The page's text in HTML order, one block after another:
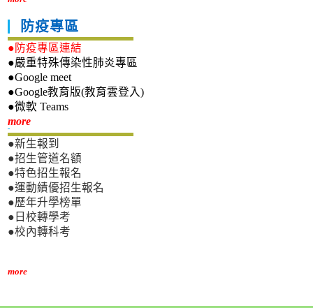
防疫專區
●防疫專區連結
●嚴重特殊傳染性肺炎專區
●Google meet
●Google教育版(教育雲登入)
●微軟 Teams
more新生專區
●新生報到
●招生管道名額
●特色招生報名
●運動績優招生報名
●歷年升學榜單
●日校轉學考
●校內轉科考
more